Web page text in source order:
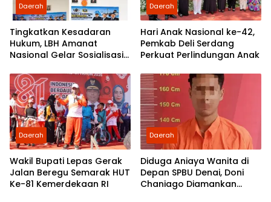
Daerah
Tingkatkan Kesadaran
Hukum, LBH Amanat
Nasional Gelar Sosialisasi
Morawa
Daerah
Hari Anak Nasional ke-42,
Pemkab Deli Serdang
Perkuat Perlindungan Anak
Daerah
Wakil Bupati Lepas Gerak
Jalan Beregu Semarak HUT
Ke-81 Kemerdekaan RI
Daerah
Diduga Aniaya Wanita di
Depan SPBU Denai, Doni
Chaniago Diamankan